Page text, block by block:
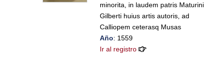
minorita, in laudem patris Maturini
Gilberti huius artis autoris, ad
Calliopem ceterasq Musas
Año: 1559
Ir al registro